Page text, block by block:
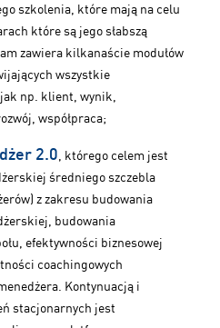
szkolenia, które mają na celu
które są jego słabszą
zawiera kilkanaście modułów
wszystkie
np. klient, wynik,
współpraca;
2.0, którego celem jest
średniego szczebla
z zakresu budowania
budowania
efektywności biznesowej
coachingowych
Kontynuacją i
stacjonarnych jest